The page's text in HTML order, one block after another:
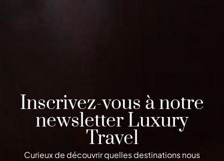
Inscrivez-vous à notre
newsletter Luxury
Travel
Curieux de découvrir quelles destinations nous